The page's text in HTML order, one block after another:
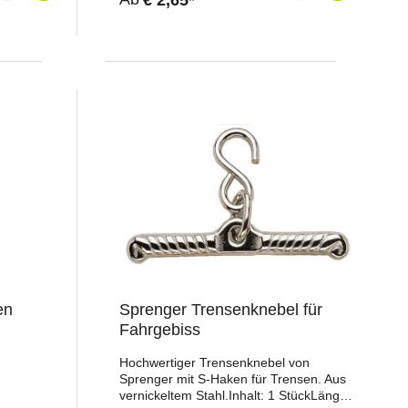
Sprenger Trensenknebel für
Fahrgebiss
Hochwertiger Trensenknebel von
Sprenger mit S-Haken für Trensen. Aus
vernickeltem Stahl.Inhalt: 1 StückLänge: